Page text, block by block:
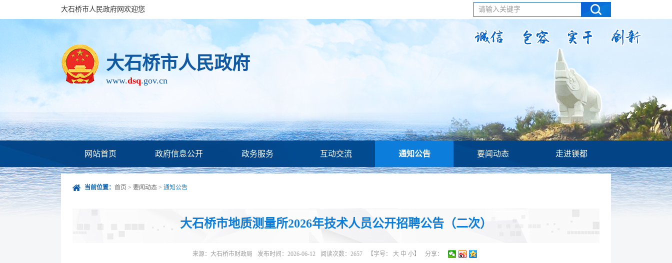
大石桥市人民政府网欢迎您 请输入关键字
大石桥市人民政府
www.dsq.gov.cn
网站首页 政府信息公开 政务服务 互动交流 通知公告 要闻动态 走进镁都
当前位置： 首页 > 要闻动态 > 通知公告
大石桥市地质测量所2026年技术人员公开招聘公告（二次）
来源： 大石桥市财政局 发布时间：2026-06-12 阅读次数： 2657 【字号： 大 中 小】 分享：